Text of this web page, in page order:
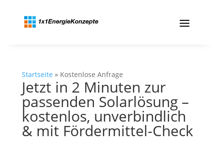
Startseite » Kostenlose Anfrage
Jetzt in 2 Minuten zur
passenden Solarlösung –
kostenlos, unverbindlich
& mit Fördermittel-Check